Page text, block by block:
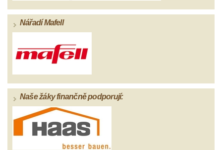
Nářadí Mafell
Naše žáky finančně podporují: